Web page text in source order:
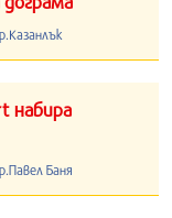
набира
Баня